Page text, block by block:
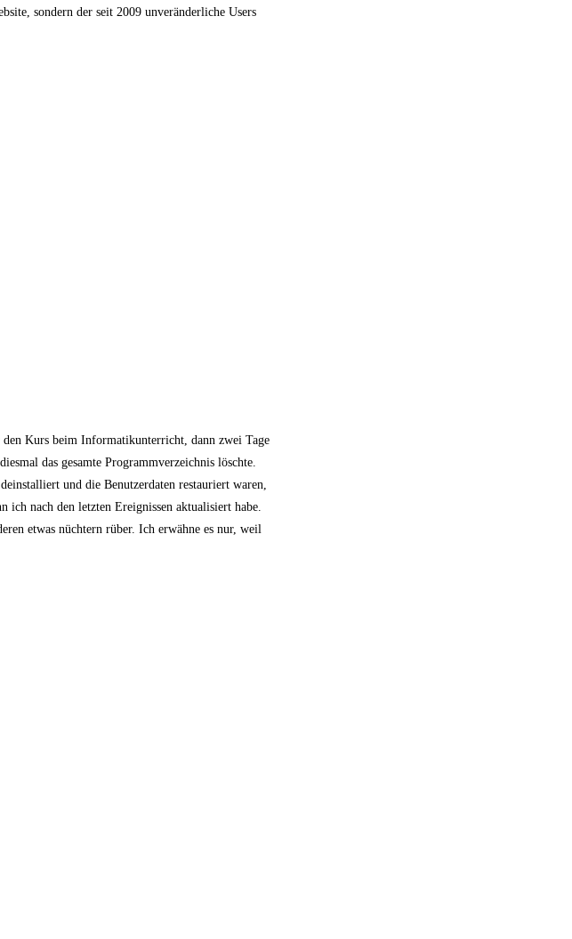
sondern der seit 2009 unveränderliche Users
Kurs beim Informatikunterricht, dann zwei Tage
das gesamte Programmverzeichnis löschte.
und die Benutzerdaten restauriert waren,
nach den letzten Ereignissen aktualisiert habe.
etwas nüchtern rüber. Ich erwähne es nur, weil